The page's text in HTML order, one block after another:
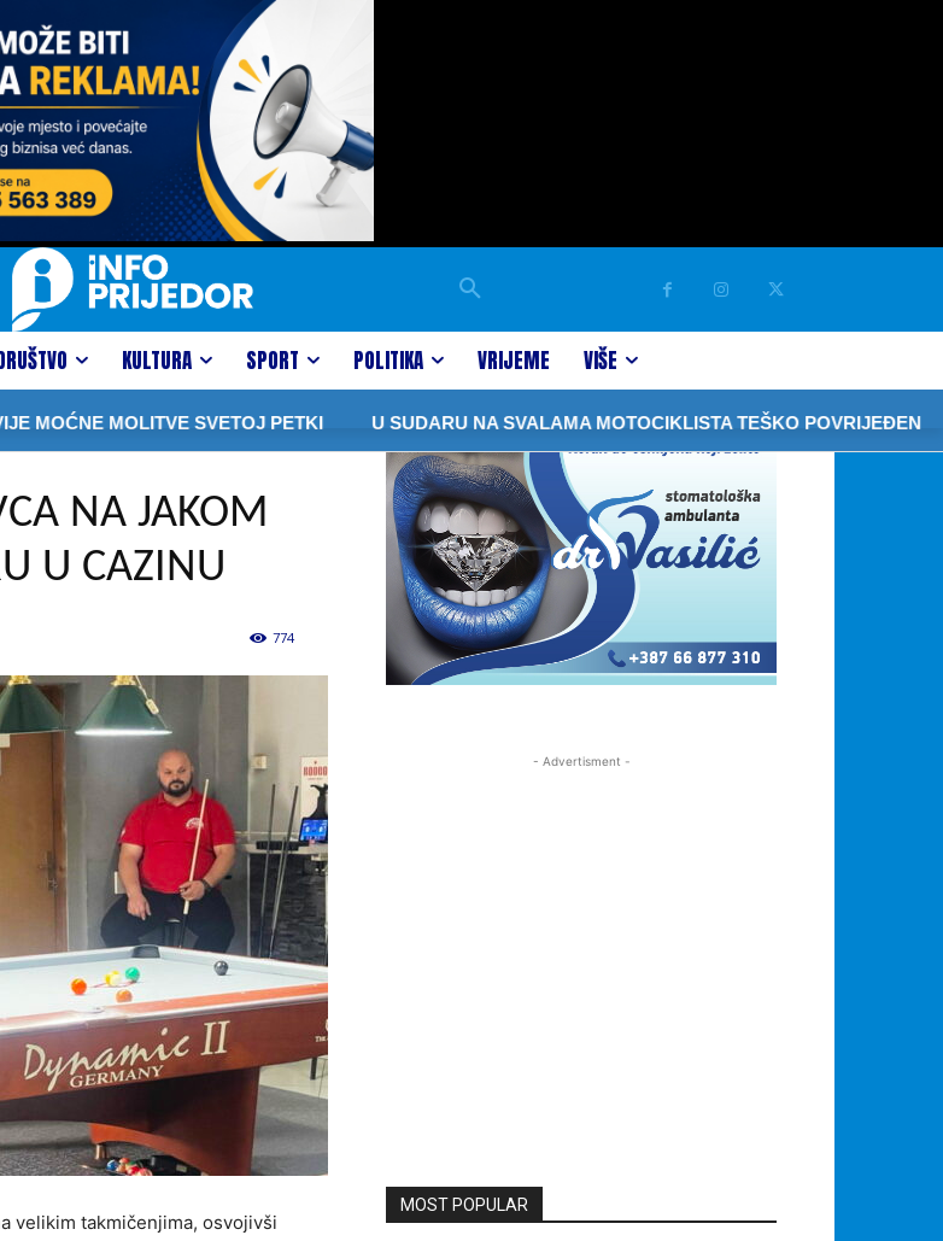
KULTURA SPORT POLITIKA VRIJEME VIŠE
MOLITVE SVETOJ PETKI U SUDARU NA SVALAMA MOTOCIKLISTA TEŠKO POVRIJEĐEN U
NA JAKOM
U CAZINU
774
velikim takmičenjima, osvojivši
- Advertisment -
MOST POPULAR